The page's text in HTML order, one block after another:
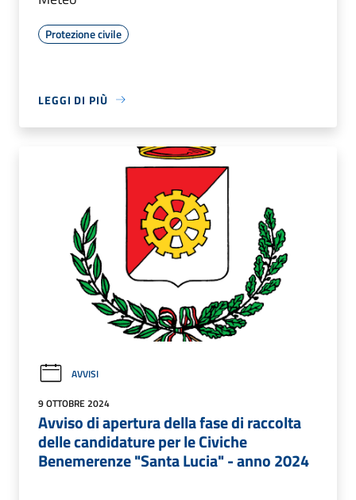
Protezione civile
LEGGI DI PIÙ
AVVISI
9 OTTOBRE 2024
Avviso di apertura della fase di raccolta
delle candidature per le Civiche
Benemerenze "Santa Lucia" - anno 2024